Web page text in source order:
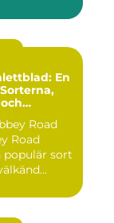
En
Road
populär sort